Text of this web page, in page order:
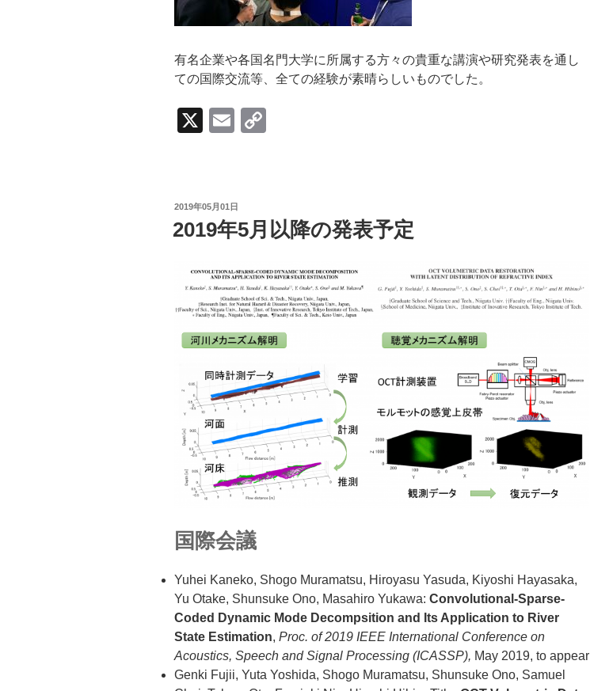
有名企業や各国名門大学に所属する方々の貴重な講演や研究発表を通し
ての国際交流等、全ての経験が素晴らしいものでした。
X
E
Li
n
k
投
日:
2019年05月01日
2019年5月以降の発表予定
国際会議
Yuhei Kaneko, Shogo Muramatsu, Hiroyasu Yasuda, Kiyoshi Hayasaka,
Yu Otake, Shunsuke Ono, Masahiro Yukawa: Convolutional-Sparse-
Coded Dynamic Mode Decompsition and Its Application to River
State Estimation, Proc. of 2019 IEEE International Conference on
Acoustics, Speech and Signal Processing (ICASSP), May 2019, to appear
Genki Fujii, Yuta Yoshida, Shogo Muramatsu, Shunsuke Ono, Samuel